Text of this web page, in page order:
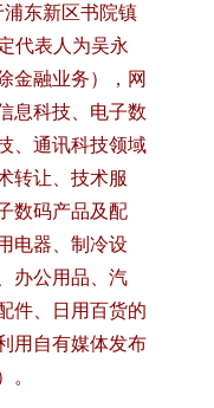
东新区书院镇
代表人为吴永
金融业务），网
息科技、电子数
、通讯科技领域
转让、技术服
数码产品及配
电器、制冷设
办公用品、汽
件、日用百货的
用自有媒体发布
。